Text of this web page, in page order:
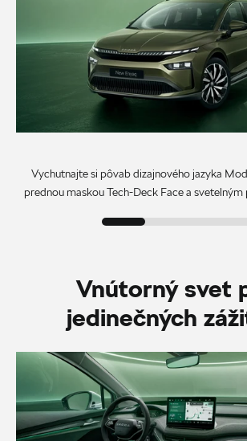
Vychutnajte si pôvab dizajnového jazyka
prednou maskou Tech-Deck Face a svetelným
Vnútorný svet
jedinečných